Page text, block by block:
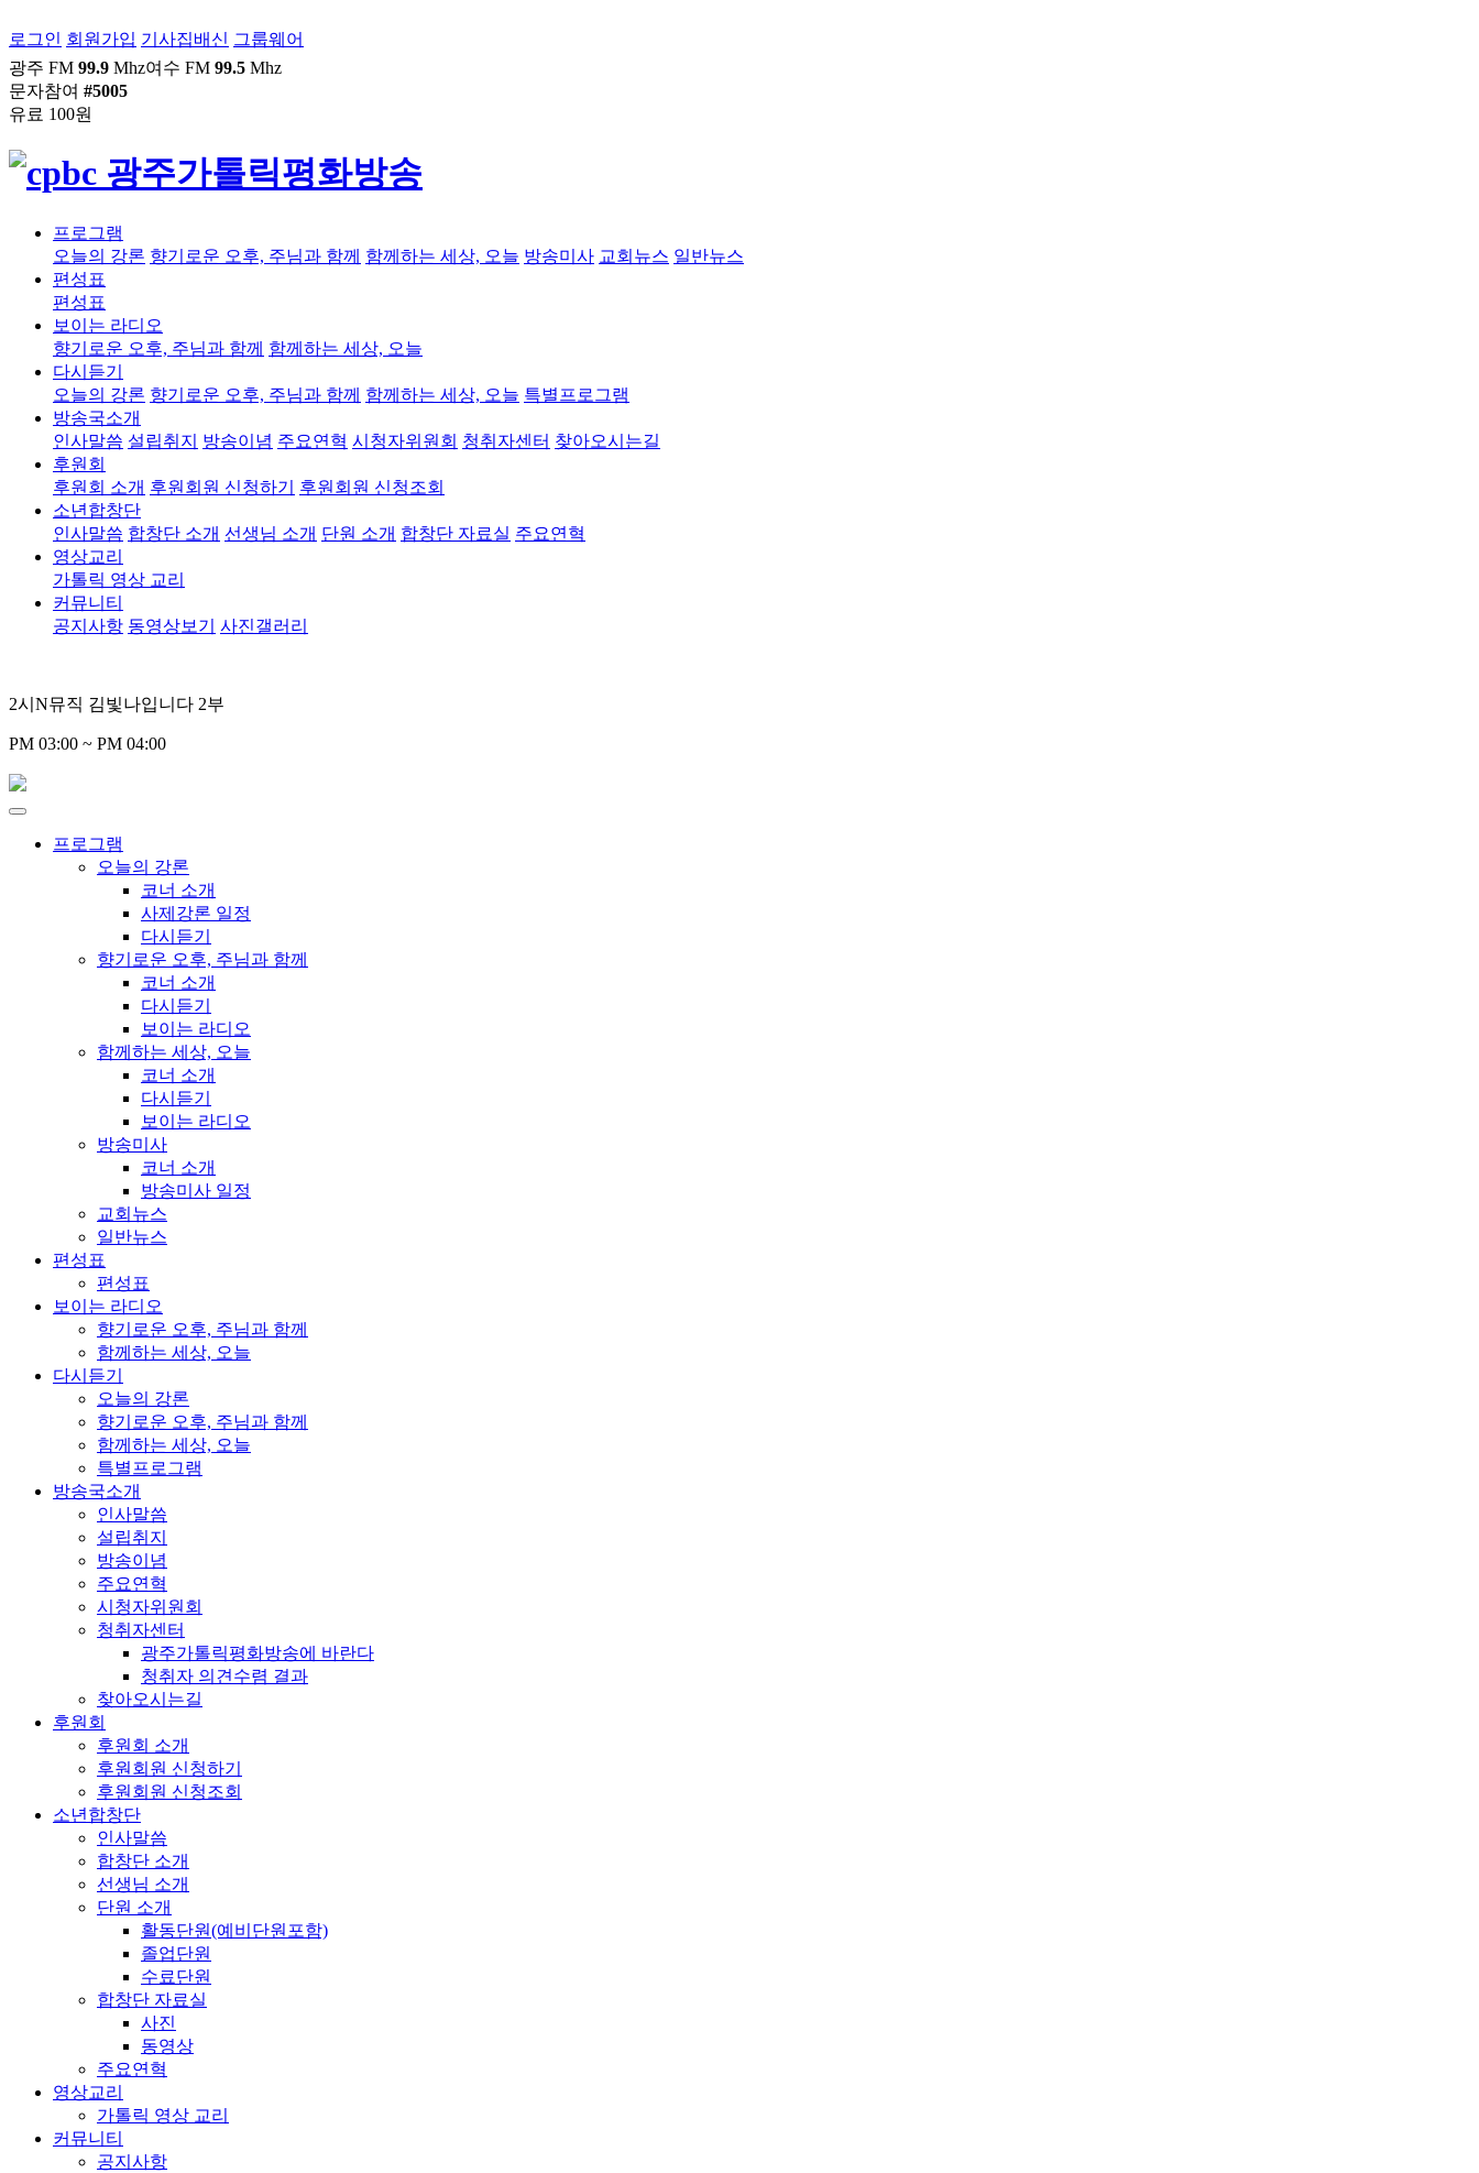
로그인 회원가입 기사집배신 그룹웨어
광주 FM 99.9 Mhz여수 FM 99.5 Mhz
문자참여 #5005
유료 100원
프로그램
오늘의 강론 향기로운 오후, 주님과 함께 함께하는 세상, 오늘 방송미사 교회뉴스 일반뉴스
편성표
편성표
보이는 라디오
향기로운 오후, 주님과 함께 함께하는 세상, 오늘
다시듣기
오늘의 강론 향기로운 오후, 주님과 함께 함께하는 세상, 오늘 특별프로그램
방송국소개
인사말씀 설립취지 방송이념 주요연혁 시청자위원회 청취자센터 찾아오시는길
후원회
후원회 소개 후원회원 신청하기
후원회원 신청조회
소년합창단
인사말씀 합창단 소개 선생님 소개 단원 소개 합창단 자료실 주요연혁
영상교리
가톨릭 영상 교리
커뮤니티
공지사항 동영상보기 사진갤러리
2시N뮤직 김빛나입니다 2부
PM 03:00 ~ PM 04:00
프로그램
오늘의 강론
코너 소개
사제강론 일정
다시듣기
향기로운 오후, 주님과 함께
코너 소개
다시듣기
보이는 라디오
함께하는 세상, 오늘
코너 소개
다시듣기
보이는 라디오
방송미사
코너 소개
방송미사 일정
교회뉴스
일반뉴스
편성표
편성표
보이는 라디오
향기로운 오후, 주님과 함께
함께하는 세상, 오늘
다시듣기
오늘의 강론
향기로운 오후, 주님과 함께
함께하는 세상, 오늘
특별프로그램
방송국소개
인사말씀
설립취지
방송이념
주요연혁
시청자위원회
청취자센터
광주가톨릭평화방송에 바란다
청취자 의견수렴 결과
찾아오시는길
후원회
후원회 소개
후원회원 신청하기
후원회원 신청조회
소년합창단
인사말씀
합창단 소개
선생님 소개
단원 소개
활동단원(예비단원포함)
졸업단원
수료단원
합창단 자료실
사진
동영상
주요연혁
영상교리
가톨릭 영상 교리
커뮤니티
공지사항